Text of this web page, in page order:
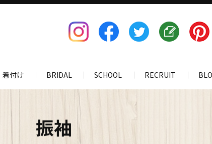
着付け BRIDAL SCHOOL RECRUIT
振袖